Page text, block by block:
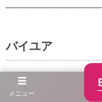
バイユア
メニュー